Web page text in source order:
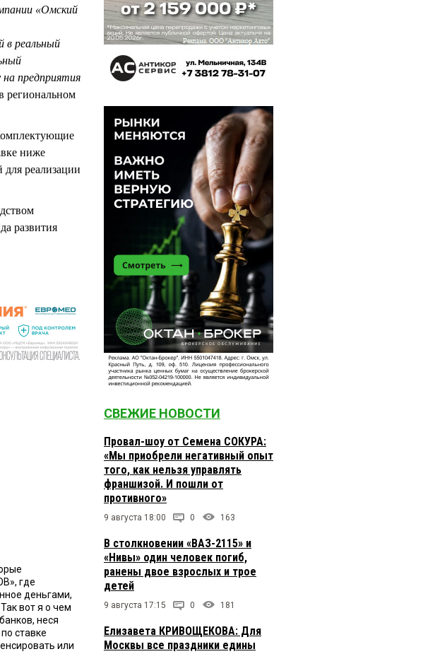
«Омский
в реальный
предприятия
ниже
реализации
развития
где
деньгами,
вот я о чем
неся
ставке
или
СВЕЖИЕ НОВОСТИ
Провал-шоу от Семена СОКУРА:
«Мы приобрели негативный опыт
того, как нельзя управлять
франшизой. И пошли от
противного»
9 августа 18:00 0 163
В столкновении «ВАЗ-2115» и
«Нивы» один человек погиб,
ранены двое взрослых и трое
детей
9 августа 17:15 0 181
Елизавета КРИВОЩЕКОВА: Для
Москвы все праздники едины